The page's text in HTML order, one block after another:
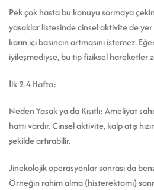
Pek çok hasta bu konuyu sormaya
yasaklar listesinde cinsel aktivite de yer
karın içi basıncın artmasını istemez.
iyileşmediyse, bu tip fiziksel hareketler
İlk 2-4 Hafta:
Neden Yasak ya da Kısıtlı: Ameliyat
hattı vardır. Cinsel aktivite, kalp atış
şekilde artırabilir.
Jinekolojik operasyonlar sonrası da
Örneğin rahim alma (histerektomi)